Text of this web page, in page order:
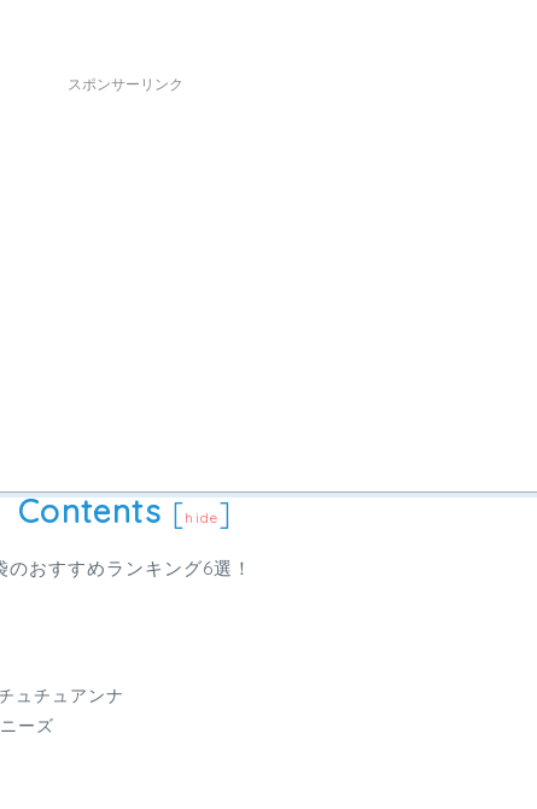
スポンサーリンク
Contents [hide]
のおすすめランキング6選！
チュアンナ
ーズ